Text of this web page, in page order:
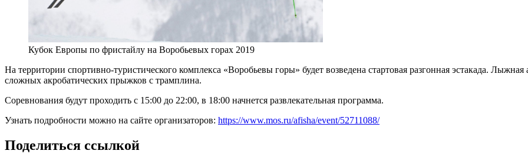
Кубок Европы по фристайлу на Воробьевых горах 2019
На территории спортивно-туристического комплекса «Воробьевы горы» будет возведена стартовая разгонная эстакада.
сложных акробатических прыжков с трамплина.
Соревнования будут проходить с 15:00 до 22:00, в 18:00 начнется развлекательная программа.
Узнать подробности можно на сайте организаторов: https://www.mos.ru/afisha/event/52711088/
Поделиться ссылкой